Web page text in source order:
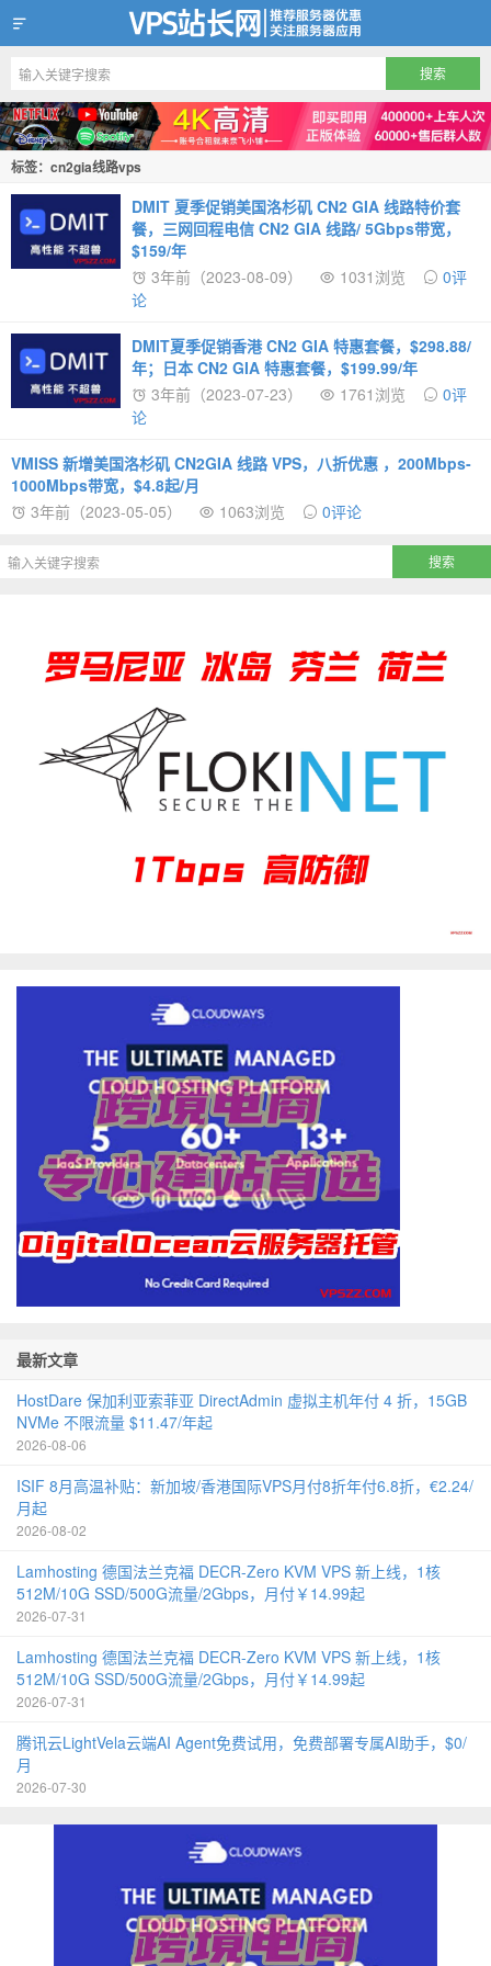
VPS站长网
标签：cn2gia线路vps
DMIT 夏季促销美国洛杉矶 CN2 GIA 线路特价套
餐，三网回程电信 CN2 GIA 线路/ 5Gbps带宽，
$159/年
3年前（2023-08-09）
1031浏览
0评
论
DMIT夏季促销香港 CN2 GIA 特惠套餐，$298.88/
年；日本 CN2 GIA 特惠套餐，$199.99/年
3年前（2023-07-23）
1761浏览
0评
论
VMISS 新增美国洛杉矶 CN2GIA 线路 VPS，八折优惠 ，200Mbps-
1000Mbps带宽，$4.8起/月
3年前（2023-05-05）
1063浏览 0评论
最新文章
HostDare 保加利亚索菲亚 DirectAdmin 虚拟主机年付 4 折，15GB
NVMe 不限流量 $11.47/年起
2026-08-06
ISIF 8月高温补贴：新加坡/香港国际VPS月付8折年付6.8折，€2.24/
月起
2026-08-02
Lamhosting 德国法兰克福 DECR-Zero KVM VPS 新上线，1核
512M/10G SSD/500G流量/2Gbps，月付￥14.99起
2026-07-31
Lamhosting 德国法兰克福 DECR-Zero KVM VPS 新上线，1核
512M/10G SSD/500G流量/2Gbps，月付￥14.99起
2026-07-31
腾讯云LightVela云端AI Agent免费试用，免费部署专属AI助手，$0/
月
2026-07-30